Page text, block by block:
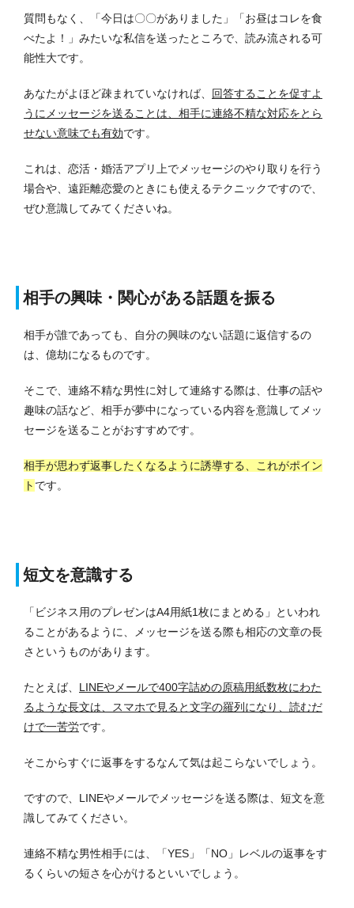
質問もなく、「今日は〇〇がありました」「お昼はコレを食
べたよ！」みたいな私信を送ったところで、読み流される可
能性大です。
あなたがよほど疎まれていなければ、 回答することを促すよ
うにメッセージを送ることは、相手に連絡不精な対応をとら
せない意味でも有効です。
これは、恋活・婚活アプリ上でメッセージのやり取りを行う
場合や、遠距離恋愛のときにも使えるテクニックですので、
ぜひ意識してみてくださいね。
相手の興味・関心がある話題を振る
相手が誰であっても、自分の興味のない話題に返信するの
は、億劫になるものです。
そこで、連絡不精な男性に対して連絡する際は、仕事の話や
趣味の話など、相手が夢中になっている内容を意識してメッ
セージを送ることがおすすめです。
相手が思わず返事したくなるように誘導する、これがポイン
ト です。
短文を意識する
「ビジネス用のプレゼンはA4用紙1枚にまとめる」といわれ
ることがあるように、メッセージを送る際も相応の文章の長
さというものがあります。
たとえば、 LINEやメールで400字詰めの原稿用紙数枚にわた
るような長文は、スマホで見ると文字の羅列になり、読むだ
けで一苦労です。
そこからすぐに返事をするなんて気は起こらないでしょう。
ですので、LINEやメールでメッセージを送る際は、短文を意
識してみてください。
連絡不精な男性相手には、「YES」「NO」レベルの返事をす
るくらいの短さを心がけるといいでしょう。